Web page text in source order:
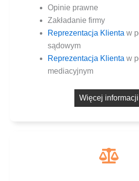
Opi­nie prawne
Zakła­da­nie firmy
Repre­zen­ta­cja Klien­ta w
sądowym
Repre­zen­ta­cja Klien­ta w
mediacyjnym
Wię­cej informacji